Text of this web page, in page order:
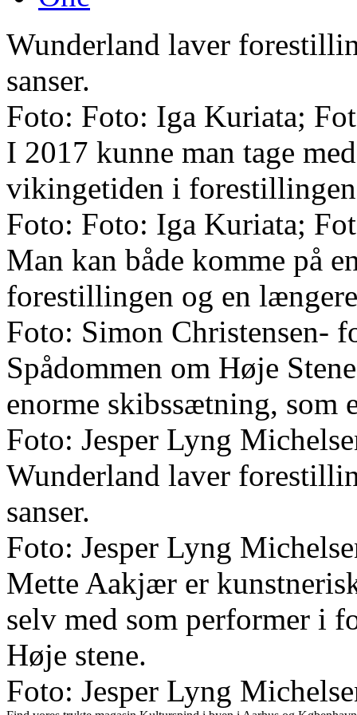
Wunderland laver
sanser.
Foto: Foto: Iga Kuriata;
I 2017 kunne man tage
vikingetiden i
Foto: Foto: Iga Kuriata;
Man kan både komme på
forestillingen og en
Foto: Simon Christensen-
Spådommen om Høje
enorme skibssætning, som
Foto: Jesper Lyng
Wunderland laver
sanser.
Foto: Jesper Lyng
Mette Aakjær er
selv med som performer i
Høje stene.
Foto: Jesper Lyng